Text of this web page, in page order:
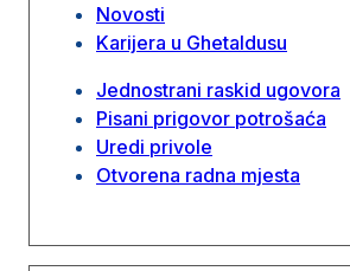
Novosti
Karijera u Ghetaldusu
Jednostrani raskid ugovora
Pisani prigovor potrošaća
Uredi privole
Otvorena radna mjesta